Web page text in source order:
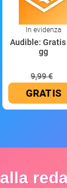
In evidenza
Audible: Gratis
gg
9,99 €
GRATIS